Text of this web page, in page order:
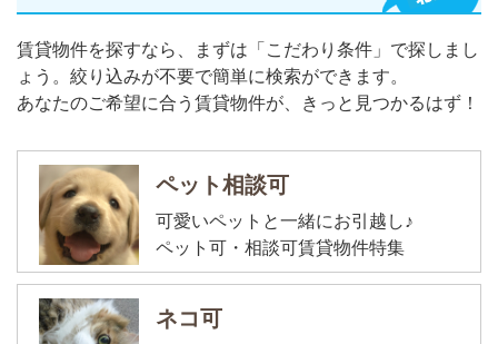
賃貸物件を探すなら、まずは「こだわり条件」で探しまし
ょう。絞り込みが不要で簡単に検索ができます。
あなたのご希望に合う賃貸物件が、きっと見つかるはず！
ペット相談可
可愛いペットと一緒にお引越し♪
ペット可・相談可賃貸物件特集
ネコ可